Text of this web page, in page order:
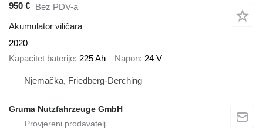
950 € Bez PDV-a
Akumulator viličara
2020
Kapacitet baterije 225 Ah Napon 24 V
Njemačka, Friedberg-Derching
Gruma Nutzfahrzeuge GmbH